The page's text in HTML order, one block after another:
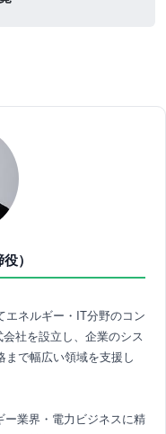
）
エネルギー・IT分野のコン
社を設立し、企業のシス
まで幅広い領域を支援し
業界・電力ビジネスに精